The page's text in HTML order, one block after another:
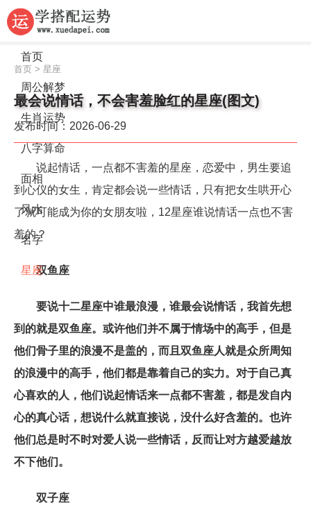
首页
周公解梦
生肖运势
八字算命
面相
风水
名字
星座
首页 > 星座
最会说情话，不会害羞脸红的星座(图文)
发布时间：2026-06-29
说起情话，一点都不害羞的星座，恋爱中，男生要追
到心仪的女生，肯定都会说一些情话，只有把女生哄开心
了就可能成为你的女朋友啦，12星座谁说情话一点也不害
羞的？
双鱼座
要说十二星座中谁最浪漫，谁最会说情话，我首先想
到的就是双鱼座。或许他们并不属于情场中的高手，但是
他们骨子里的浪漫不是盖的，而且双鱼座人就是众所周知
的浪漫中的高手，他们都是靠着自己的实力。对于自己真
心喜欢的人，他们说起情话来一点都不害羞，都是发自内
心的真心话，想说什么就直接说，没什么好含羞的。也许
他们总是时不时对爱人说一些情话，反而让对方越爱越放
不下他们。
双子座